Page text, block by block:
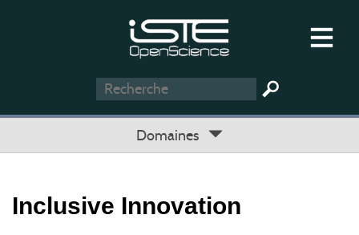
Domaines
Inclusive Innovation